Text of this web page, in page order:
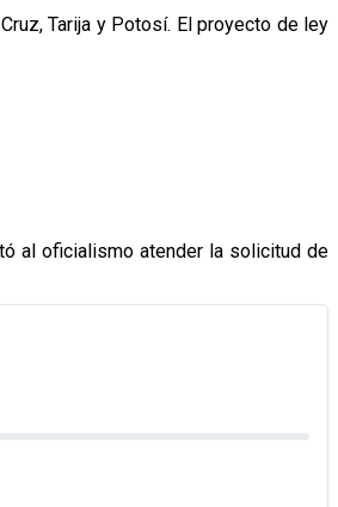
Tarija y Potosí. El proyecto de ley
al oficialismo atender la solicitud de